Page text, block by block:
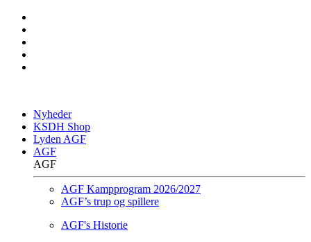
Nyheder
KSDH Shop
Lyden AGF
AGF
AGF
AGF Kampprogram 2026/2027
AGF’s trup og spillere
AGF's Historie